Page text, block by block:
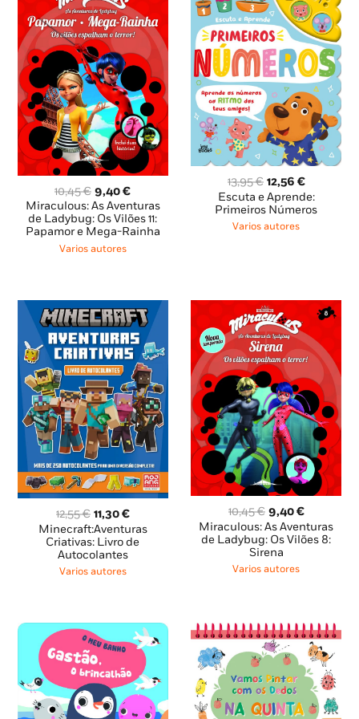
10,45€ O
preço
original
era:
10,45 €.
9,40€O
preço
atual
é:
Miraculous: As Aventuras
de Ladybug: Os Vilões 11:
Papamor e Mega-Rainha
Varios autores
13,95€ O
preço
original
era:
12,56 €O
preço
atual
Escuta e Aprende:
Primeiros Números
Varios autores
12,55€ O
preço
original
era:
12,55 €.
11,30€O
preço
atual
Minecraft:Aventuras
Criativas: Livro de
Autocolantes
Varios autores
10,45€ O
preço
original
era:
10,45 €.
9,40€O
preço
atual
Miraculous: As Aventuras
de Ladybug: Os Vilões 8:
Sirena
Varios autores